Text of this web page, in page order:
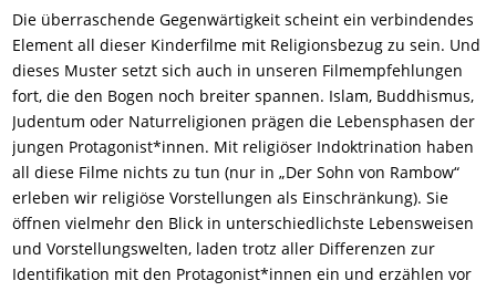
Die überraschende Gegenwärtigkeit scheint ein verbindendes
Element all dieser Kinderfilme mit Religionsbezug zu sein. Und
dieses Muster setzt sich auch in unseren Filmempfehlungen
fort, die den Bogen noch breiter spannen. Islam, Buddhismus,
Judentum oder Naturreligionen prägen die Lebensphasen der
jungen Protagonist*innen. Mit religiöser Indoktrination haben
all diese Filme nichts zu tun (nur in „Der Sohn von Rambow“
erleben wir religiöse Vorstellungen als Einschränkung). Sie
öffnen vielmehr den Blick in unterschiedlichste Lebensweisen
und Vorstellungswelten, laden trotz aller Differenzen zur
Identifikation mit den Protagonist*innen ein und erzählen vor